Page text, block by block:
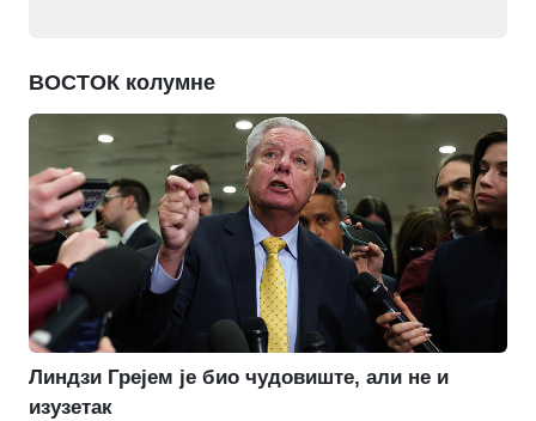
ВОСТОК колумне
Линдзи Грејем је био чудовиште, али не и
изузетак